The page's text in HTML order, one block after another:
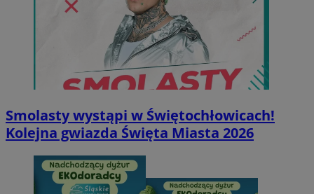
Smolasty wystąpi w Świętochłowicach!
Kolejna gwiazda Święta Miasta 2026